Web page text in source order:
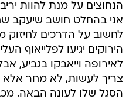
הנחוצים על מנת להוות
אני בהחלט חושב שיעקב
לחשוב על הדרכים לחיזוק
הירוקים יגיעו לפלייאוף
לאירופה וייאבקו
צריך לעשות, לא מחר אלא
הסגל שלו לעונה הבאה.